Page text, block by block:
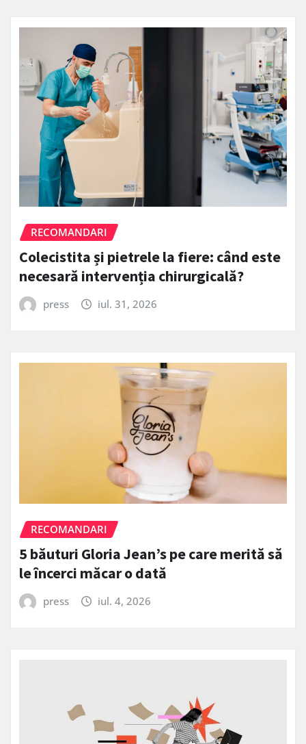
RECOMANDARI
Colecistita și pietrele la fiere: când este
necesară intervenția chirurgicală?
press iul. 31, 2026
RECOMANDARI
5 băuturi Gloria Jean’s pe care merită să
le încerci măcar o dată
press iul. 4, 2026